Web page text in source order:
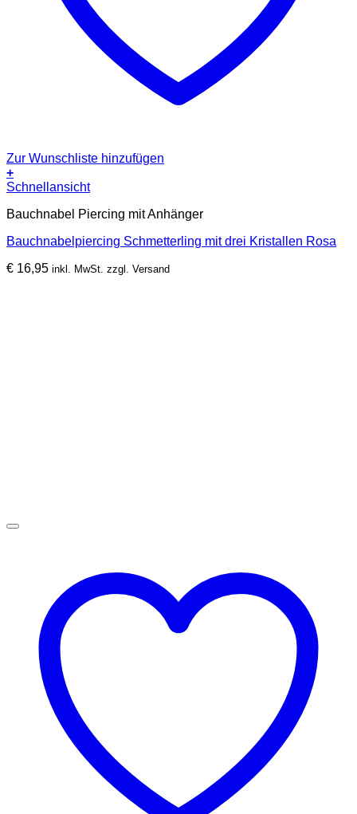
Zur Wunschliste hinzufügen
+
Schnellansicht
Bauchnabel Piercing mit Anhänger
Bauchnabelpiercing Schmetterling mit drei Kristallen Rosa
€ 16,95 inkl. MwSt. zzgl. Versand